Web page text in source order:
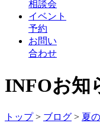
相談会
イベント
予約
お問い
合わせ
INFOお知
トップ> ブログ > 夏